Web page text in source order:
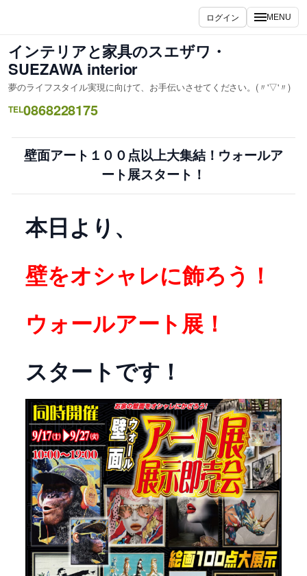
ス
キ
ッ
プ
ログイン MENU
インテリアと家具のスエザワ・
SUEZAWA interior
夢のライフスタイル実現に向けて、お手伝いさせてください。(〃'▽'〃)
TEL0868228175
壁面アート１００点以上大集結！ウォールア
ート展スタート！
本日より、
壁をオシャレに飾ろう！
ウォールアート展！
スタートです！